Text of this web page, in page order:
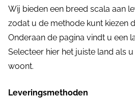
Wij bieden een breed scala aan
zodat u de methode kunt kiezen
Onderaan de pagina vindt u een
Selecteer hier het juiste land als
woont.
Leveringsmethoden